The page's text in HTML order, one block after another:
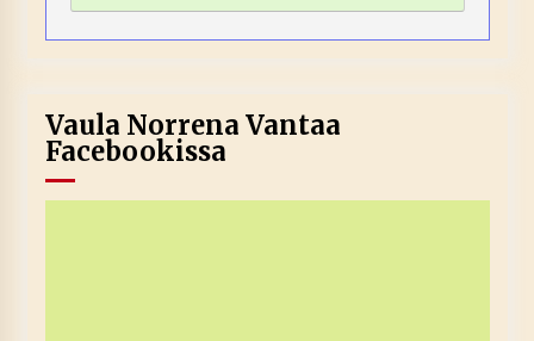
Vaula Norrena Vantaa
Facebookissa